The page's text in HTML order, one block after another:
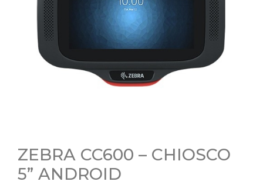
ZEBRA CC600 – CHIOSCO
5” ANDROID